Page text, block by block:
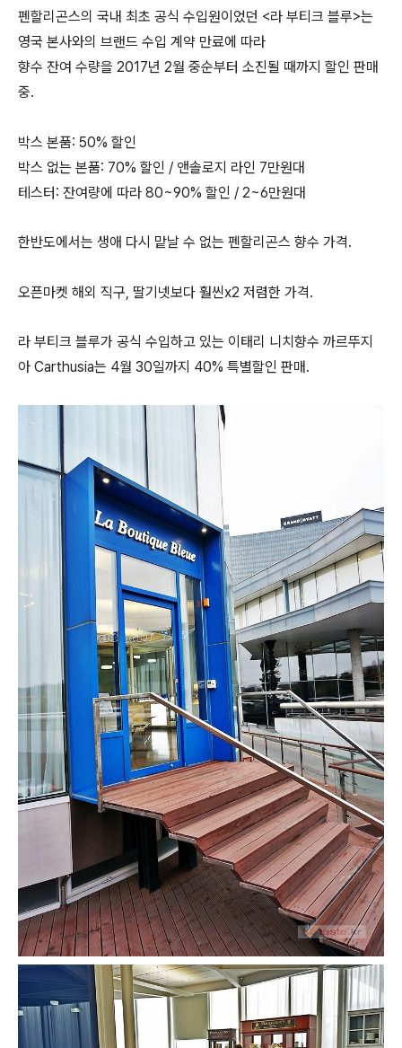
펜할리곤스의 국내 최초 공식 수입원이었던 <라 부티크 블루>는
영국 본사와의 브랜드 수입 계약 만료에 따라
향수 잔여 수량을 2017년 2월 중순부터 소진될 때까지 할인 판매
중.
박스 본품: 50% 할인
박스 없는 본품: 70% 할인 / 앤솔로지 라인 7만원대
테스터: 잔여량에 따라 80~90% 할인 / 2~6만원대
한반도에서는 생애 다시 맡날 수 없는 펜할리곤스 향수 가격.
오픈마켓 해외 직구, 딸기넷보다 훨씬x2 저렴한 가격.
라 부티크 블루가 공식 수입하고 있는 이태리 니치향수 까르뚜지
아 Carthusia는 4월 30일까지 40% 특별할인 판매.